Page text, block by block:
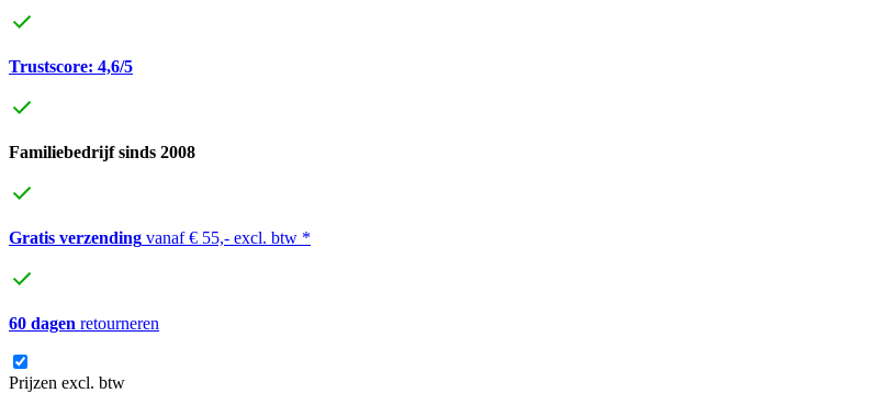
Trustscore: 4,6/5
Familiebedrijf sinds 2008
Gratis verzending vanaf € 55,- excl. btw *
60 dagen retourneren
Prijzen excl. btw